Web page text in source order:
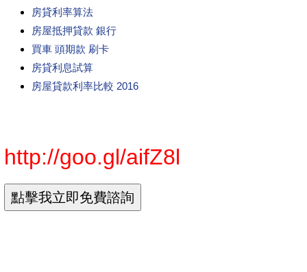
房貸利率算法
房屋抵押貸款 銀行
買車 頭期款 刷卡
房貸利息試算
房屋貸款利率比較 2016
http://goo.gl/aifZ8l